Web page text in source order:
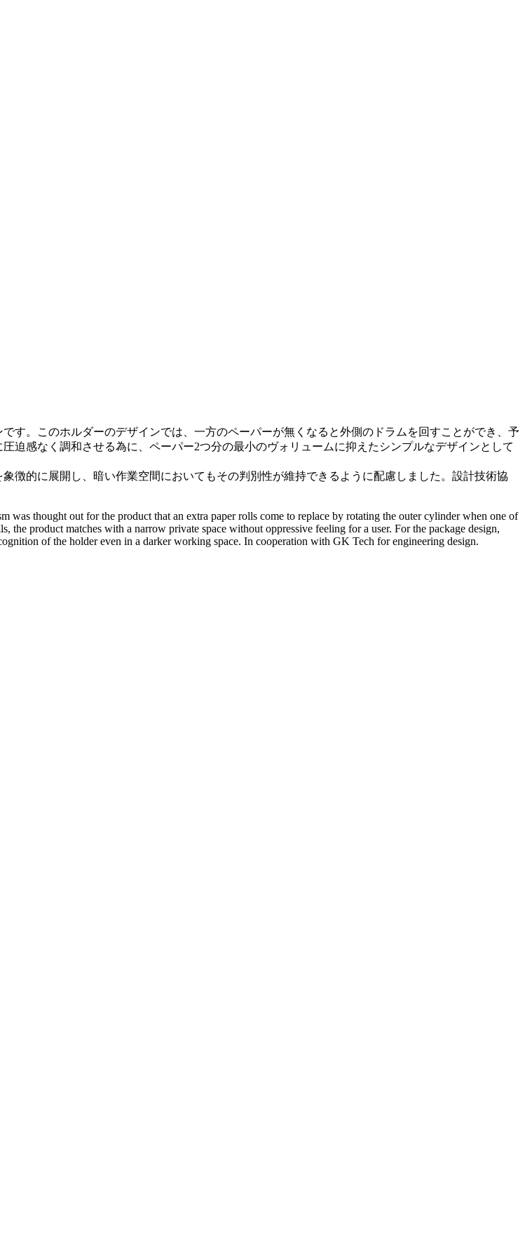
す。このホルダーのデザインでは、一方のペーパーが無くなると外側のドラムを回すことができ、予
迫感なく調和させる為に、ペーパー2つ分の最小のヴォリュームに抑えたシンプルなデザインとして
的に展開し、暗い作業空間においてもその判別性が維持できるように配慮しました。設計技術協
was thought out for the product that an extra paper rolls come to replace by rotating the outer cylinder when one of
product matches with a narrow private space without oppressive feeling for a user. For the package design,
of the holder even in a darker working space. In cooperation with GK Tech for engineering design.